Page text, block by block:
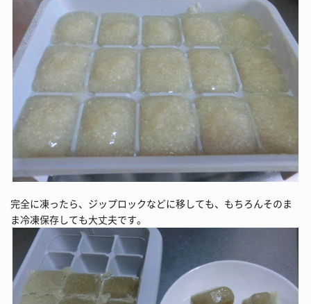
完全に凍ったら、ジップロックなどに移しても、もちろんそのま
ま冷凍保存しても大丈夫です。